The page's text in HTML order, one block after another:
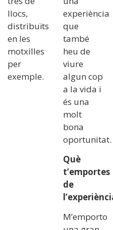
llocs,
distribuïts
en les
motxilles
per
exemple.
experiència
que
també
heu de
viure
algun cop
a la vida i
és una
molt
bona
oportunitat.
Què
t’emportes
de
M’emporto